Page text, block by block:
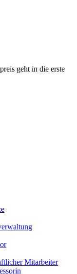
geht in die erste
Mitarbeiter